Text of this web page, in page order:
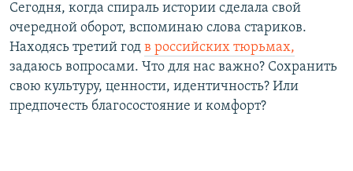
Сегодня, когда спираль истории сделала свой
очередной оборот, вспоминаю слова стариков.
Находясь третий год в российских тюрьмах,
задаюсь вопросами. Что для нас важно? Сохранить
свою культуру, ценности, идентичность? Или
предпочесть благосостояние и комфорт?